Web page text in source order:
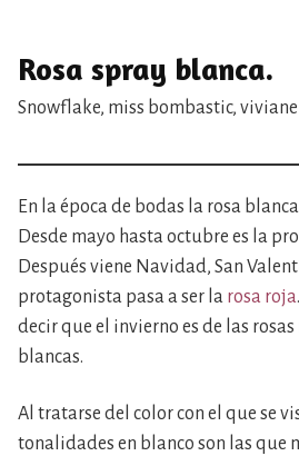
Rosa spray blanca.
Snowflake, miss bombastic, viviane
En la época de bodas la rosa
Desde mayo hasta octubre es la
Después viene Navidad, San
protagonista pasa a ser la rosa roja
decir que el invierno es de las
blancas.
Al tratarse del color con el que se
tonalidades en blanco son las que